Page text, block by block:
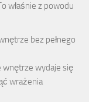
właśnie z powodu
bez pełnego
wnętrze wydaje się
wrażenia